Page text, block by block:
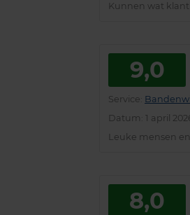
Kunnen wat klant
9,0
Service
Datum : 1 april
Leuke mensen
8,0